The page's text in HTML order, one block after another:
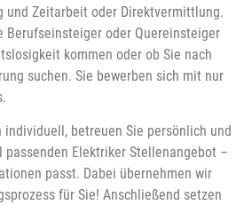
und Zeitarbeit oder Direktvermittlung.
Berufseinsteiger oder Quereinsteiger
kommen oder ob Sie nach
suchen. Sie bewerben sich mit nur
betreuen Sie persönlich und
passenden Elektriker Stellenangebot –
passt. Dabei übernehmen wir
für Sie! Anschließend setzen